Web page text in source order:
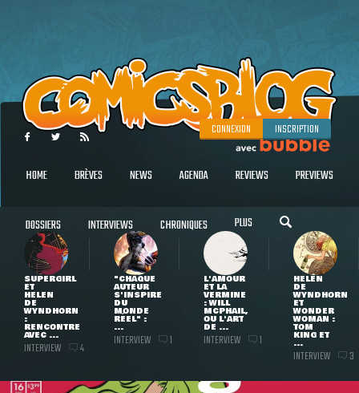
CONNEXION INSCRIPTION
HOME BRÈVES NEWS AGENDA REVIEWS PREVIEWS
DOSSIERS INTERVIEWS CHRONIQUES PLUS
SUPERGIRL
ET
HELEN
DE
WYNDHORN
:
RENCONTRE
AVEC ...
INTERVIEW 4
"CHAQUE
AUTEUR
S'INSPIRE
DU
MONDE
RÉEL" :
...
INTERVIEW 1
L'AMOUR
ET LA
VERMINE
: WILL
MCPHAIL,
OU L'ART
DE ...
INTERVIEW 1
HELEN
DE
WYNDHORN
ET
WONDER
WOMAN :
TOM
KING ET
...
INTERVIEW 3